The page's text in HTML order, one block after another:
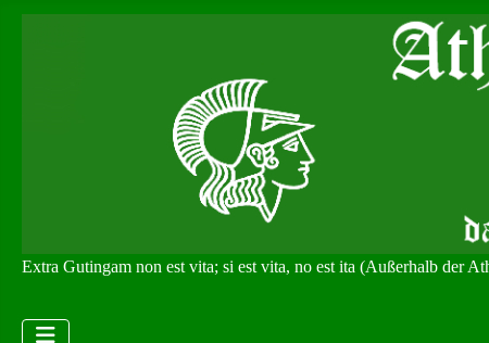
Extra Gutingam non est vita; si est vita, no est ita (Außerhalb der